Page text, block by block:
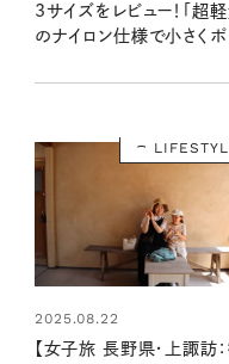
3サイズをレビュー！「超
のナイロン仕様で小さく
す」
2025.08.22
【女子旅 長野県・上諏訪